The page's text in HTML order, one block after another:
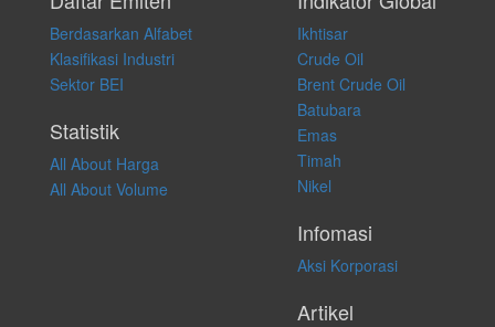
membeli, menjual atau melakukan aktivitas lain yang terkait dengan
transaksi perdagangan apapun, dan kami tidak bertanggung jawab
atas keputusan investasi yang dilakukan dalam kondisi dan situasi
apapun juga, yang diakibatkan secara langsung maupun tidak
langsung atas konten pada website ini.
Berdasarkan Alfabet
Klasifikasi Industri
Sektor BEI
Statistik
All About Harga
All About Volume
Ikhtisar
Crude Oil
Brent Crude Oil
Batubara
Emas
Timah
Nikel
Infomasi
Aksi Korporasi
Artikel